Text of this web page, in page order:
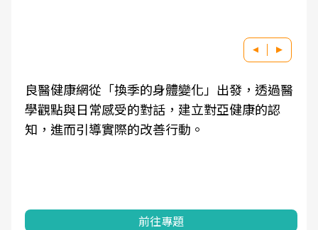
良醫健康網從「換季的身體變化」出發，透過醫
學觀點與日常感受的對話，建立對亞健康的認
知，進而引導實際的改善行動。
前往專題